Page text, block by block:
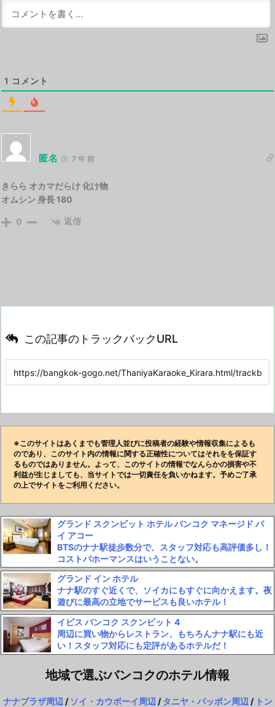
1 コメント
匿名 7 年 前
きらら オカマだらけ 化け物
オムシン 身長 180
0 返信
この記事のトラックバックURL
※このサイトはあくまでも管理人並びに投稿者の経験や情報収集によるも
のであり、このサイト内の情報に関する正確性についてはそれをを保証す
るものではありません。よって、このサイトの情報でなんらかの損害や不
利益が生じましても、当サイトでは一切責任を負いかねます。予めご了承
の上でサイトをご利用ください。
グランド スクンビット ホテル バンコク マネージド バ
イ アコー
BTSのナナ駅徒歩数分で、スタッフ対応も高評価多し！
コストパホーマンスはいうことない。
グランド イン ホテル
ナナ駅のすぐ近くで、ソイカにもすぐに向かえます。夜
遊びに最高の立地でサービスも良いホテル！
イビス バンコク スクンビット 4
周辺に買い物からレストラン、もちろんナナ駅にも近
い！スタッフ対応にも定評があるホテルだ！
地域で選ぶバンコクのホテル情報
ナナプラザ周辺 / ソイ・カウボーイ周辺 /タニヤ・パッポン周辺 / トン